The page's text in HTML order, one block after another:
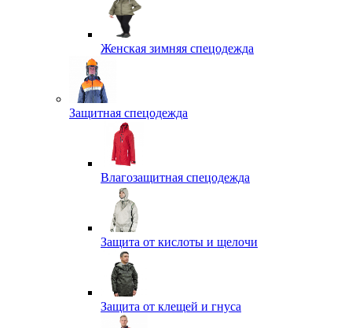
Женская зимняя спецодежда
Защитная спецодежда
Влагозащитная спецодежда
Защита от кислоты и щелочи
Защита от клещей и гнуса